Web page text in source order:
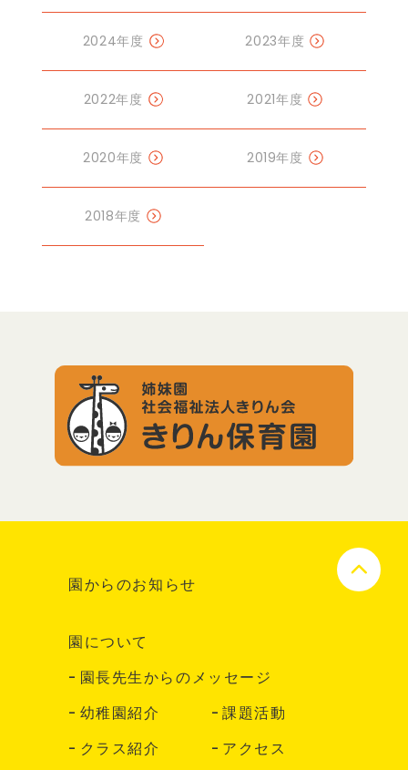
2024年度 2023年度
2022年度 2021年度
2020年度 2019年度
2018年度
園からのお知らせ
園について
園長先生からのメッセージ
幼稚園紹介
課題活動
クラス紹介
アクセス